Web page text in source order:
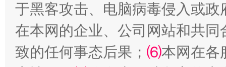
于黑客攻击、电脑病毒侵入或
在本网的企业、公司网站和共
致的任何事态后果； ⑹本网在各